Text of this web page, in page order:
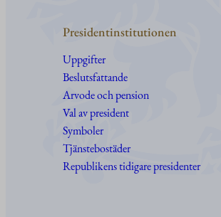
Presidentinstitutionen
Uppgifter
Beslutsfattande
Arvode och pension
Val av president
Symboler
Tjänstebostäder
Republikens tidigare presidenter